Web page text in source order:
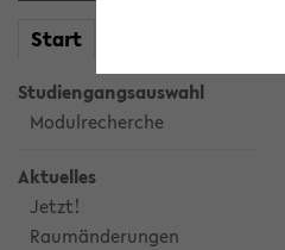
Start
Studiengangsauswahl
Modulrecherche
Aktuelles
Jetzt!
Raumänderungen